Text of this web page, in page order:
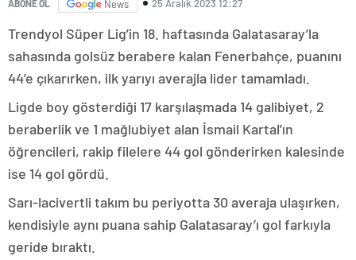
ABONE OL News 25 Aralık 2023 12:27
Trendyol Süper Lig’in 18. haftasında Galatasaray’la
sahasında golsüz berabere kalan Fenerbahçe, puanını
44’e çıkarırken, ilk yarıyı averajla lider tamamladı.
Ligde boy gösterdiği 17 karşılaşmada 14 galibiyet, 2
beraberlik ve 1 mağlubiyet alan İsmail Kartal’ın
öğrencileri, rakip filelere 44 gol gönderirken kalesinde
ise 14 gol gördü.
Sarı-lacivertli takım bu periyotta 30 averaja ulaşırken,
kendisiyle aynı puana sahip Galatasaray’ı gol farkıyla
geride bıraktı.